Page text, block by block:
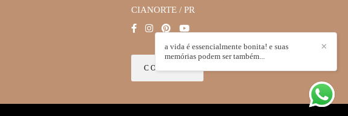
CIANORTE / PR
CONTATO
✕
a vida é essencialmente bonita! e suas
memórias podem ser também...